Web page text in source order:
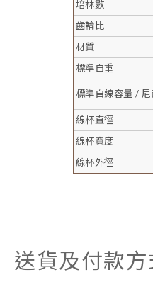
培林數
齒輪比
材質
標準自重
標準自線容量 /
線杯直徑
線杯寬度
線杯外徑
送貨及付款方